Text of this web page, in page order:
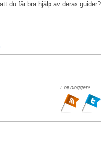
du får bra hjälp av deras guider?
.
Följ bloggen!